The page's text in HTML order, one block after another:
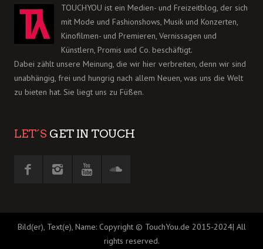
TOUCHYOU ist ein Medien- und Freizeitblog, der sich
mit Mode und Fashionshows, Musik und Konzerten,
Kinofilmen- und Premieren, Vernissagen und
Künstlern, Promis und Co. beschäftigt.
Dabei zählt unsere Meinung, die wir hier verbreiten, denn wir sind
unabhängig, frei und hungrig nach allem Neuen, was uns die Welt
zu bieten hat. Sie liegt uns zu Füßen.
LET´S GET IN TOUCH
Bild(er), Text(e), Name: Copyright © TouchYou.de 2015-2024| All
rights reserved.